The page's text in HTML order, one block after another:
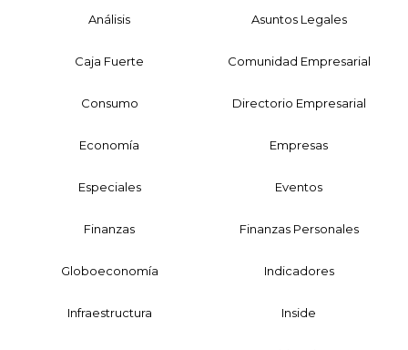
Análisis Asuntos Legales
Caja Fuerte Comunidad Empresarial
Consumo Directorio Empresarial
Economía Empresas
Especiales Eventos
Finanzas Finanzas Personales
Globoeconomía Indicadores
Infraestructura Inside